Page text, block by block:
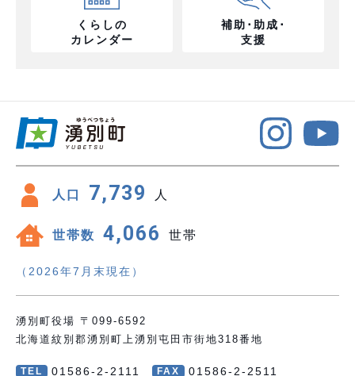
くらしの
カレンダー
補助･助成･
支援
人口 7,739 人
世帯数 4,066 世帯
（2026年7月末現在）
湧別町役場 〒099-6592
北海道紋別郡湧別町上湧別屯田市街地318番地
TEL 01586-2-2111 FAX 01586-2-2511